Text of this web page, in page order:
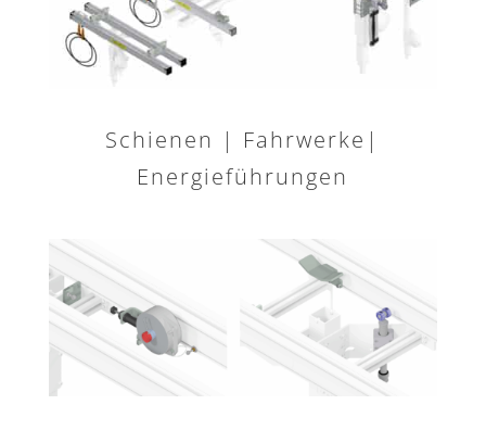
Schienen | Fahrwerke|
Energieführungen